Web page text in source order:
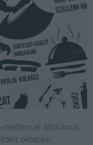
általános
oktatási